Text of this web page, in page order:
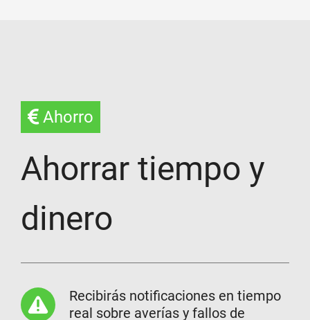
Ahorro
Ahorrar tiempo y
dinero
Recibirás notificaciones en tiempo
real sobre averías y fallos de